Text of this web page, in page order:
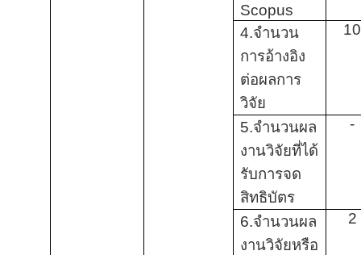
Scopus
4.จำนวน
การอ้างอิง
ต่อผลการ
วิจัย
10
5.จำนวนผล
งานวิจัยที่ได้
รับการจด
สิทธิบัตร
-
6.จำนวนผล
งานวิจัยหรือ
2